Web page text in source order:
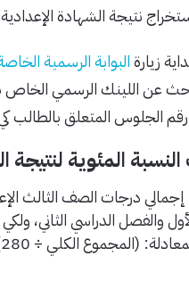
نتيجة الشهادة الإعدادية
زيارةالبوابة الرسمية
عن اللينك الرسمي الخاص
الجلوس المتعلق بالطالب
المئوية لنتيجة
والفصل الدراسي الثاني،
(المجموع الكلي ÷ 280) × 100.